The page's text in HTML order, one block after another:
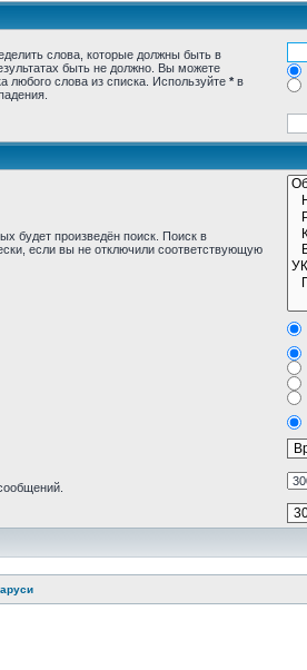
слова, которые должны быть в
быть не должно. Вы можете
любого слова из списка. Используйте * в
будет произведён поиск. Поиск в
если вы не отключили соответствующую